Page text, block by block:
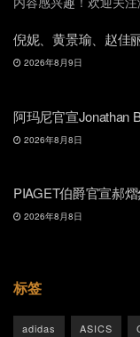
倪妮、黄景瑜、赵佳
2026年8月9日
阿玛尼官宣Jonathan
2026年8月8日
PIAGET伯爵官宣郝
2026年8月8日
标签
adidas ASICS